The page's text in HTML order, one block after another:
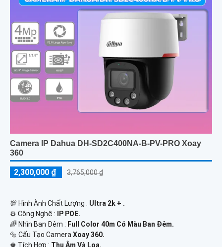
Camera IP Dahua DH-SD2C400NA-B-PV-PRO Xoay
360
2,300,000 ₫ 3,765,000 ₫
💯 Hình Ành Chất Lượng : Ultra 2k + .
⚙ Công Nghệ :
IP POE.
🌈 Nhìn Ban Đêm : Full Color 40m Có Màu Ban Ðêm.
🔩 Cấu Tạo CameraXoay 360.
️♚ Tích Hợp : Thu Âm Và Loa.